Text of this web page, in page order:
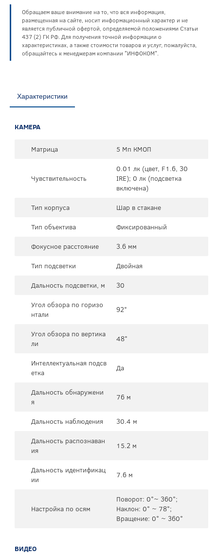
Обращаем ваше внимание на то, что вся информация,
размещенная на сайте, носит информационный характер и не
является публичной офертой, определяемой положениями Статьи
437 (2) ГК РФ. Для получения точной информации о
характеристиках, а также стоимости товаров и услуг, пожалуйста,
обращайтесь к менеджерам компании "ИНФОКОМ".
Характеристики
КАМЕРА
Матрица 5 Мп КМОП
Чувствительность
0.01 лк (цвет, F1.6, 30
IRE); 0 лк (подсветка
включена)
Тип корпуса
Шар в стакане
Тип объектива
Фиксированный
Фокусное расстояние
3.6 мм
Тип подсветки
Двойная
Дальность подсветки, м
30
Угол обзора по горизо
нтали
92°
Угол обзора по вертика
ли
48°
Интеллектуальная подсв
етка
Да
Дальность обнаружени
я
76 м
Дальность наблюдения
30.4 м
Дальность распознаван
ия
15.2 м
Дальность идентификац
ии
7.6 м
Настройка по осям
Поворот: 0°~ 360°;
Наклон: 0° ~ 78°;
Вращение: 0° ~ 360°
ВИДЕО